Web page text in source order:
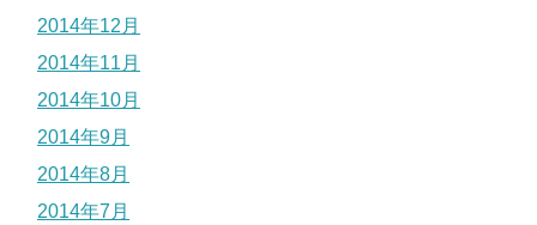
2014年12月
2014年11月
2014年10月
2014年9月
2014年8月
2014年7月